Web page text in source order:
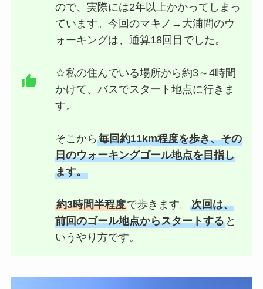
ので、実際には2年以上かかってしまっ
ています。今回のマキノ→大浦間のウ
ォーキングは、通算18回目でした。
☆私の住んでいる場所から約3～4時間
かけて、バスでスタート地点に行きま
す。
そこから毎回約11km程度を歩き、その
日のウォーキングゴール地点を目指し
ます。
約3時間半程度で歩きます。次回は、
前回のゴール地点からスタートする と
いうやり方です。